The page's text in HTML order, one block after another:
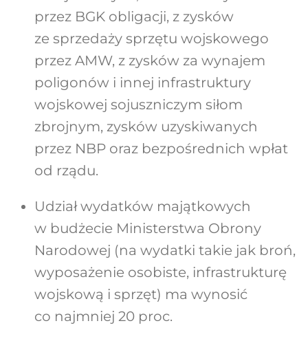
przez BGK obligacji, z zysków
ze sprzedaży sprzętu wojskowego
przez AMW, z zysków za wynajem
poligonów i innej infrastruktury
wojskowej sojuszniczym siłom
zbrojnym, zysków uzyskiwanych
przez NBP oraz bezpośrednich wpłat
od rządu.
Udział wydatków majątkowych
w budżecie Ministerstwa Obrony
Narodowej (na wydatki takie jak broń,
wyposażenie osobiste, infrastrukturę
wojskową i sprzęt) ma wynosić
co najmniej 20 proc.